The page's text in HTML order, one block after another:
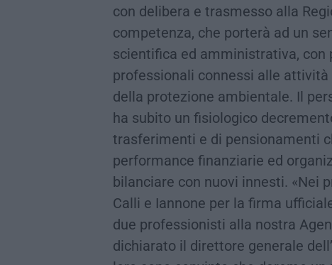
con delibera e trasmesso alla
competenza, che porterà ad un
scientifica ed amministrativa,
professionali connessi alle
della protezione ambientale. Il
ha subito un fisiologico
trasferimenti e di pensionamenti
performance finanziarie ed
bilanciare con nuovi innesti. «Nei
Calli e Iannone per la firma
due professionisti alla nostra
dichiarato il direttore generale